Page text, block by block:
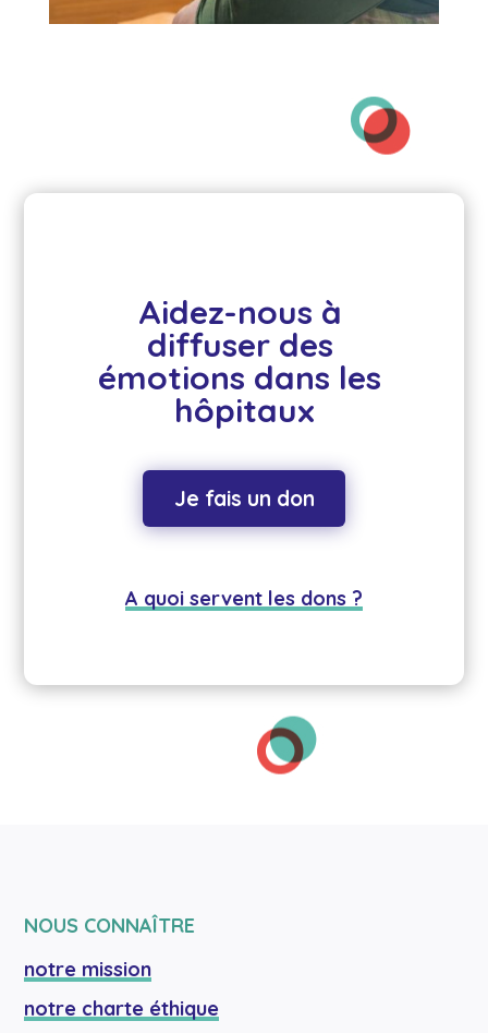
Aidez-nous à
diffuser des
émotions dans les
hôpitaux
Je fais un don
A quoi servent les dons ?
NOUS CONNAÎTRE
notre mission
notre charte éthique